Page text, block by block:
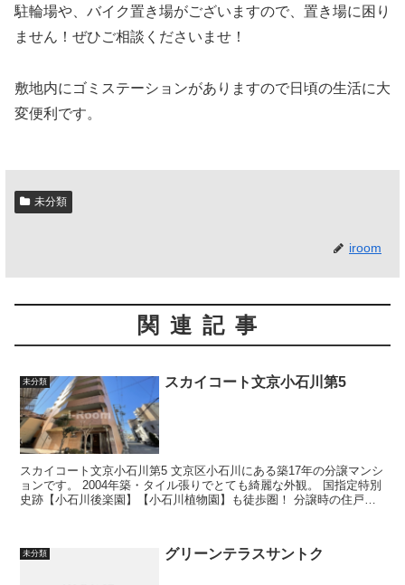
駐輪場や、バイク置き場がございますので、置き場に困り
ません！ぜひご相談くださいませ！
敷地内にゴミステーションがありますので日頃の生活に大
変便利です。
未分類
iroom
関連記事
未分類 スカイコート文京小石川第5
スカイコート文京小石川第5 文京区小石川にある築17年の分譲マンシ
ョンです。 2004年築・タイル張りでとても綺麗な外観。 国指定特別
史跡【小石川後楽園】【小石川植物園】も徒歩圏！ 分譲時の住戸床
未分類 グリーンテラスサントク